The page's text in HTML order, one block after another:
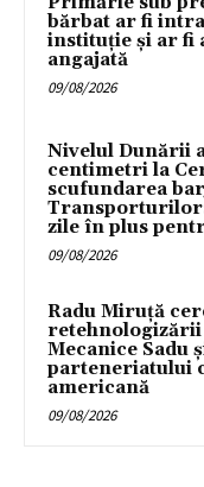
bărbat ar fi
instituție și ar fi
angajată
09/08/2026
Nivelul Dunării
centimetri la
scufundarea
zile în plus
09/08/2026
Radu Miruță
retehnologizării
Mecanice Sadu
parteneriatului
americană
09/08/2026